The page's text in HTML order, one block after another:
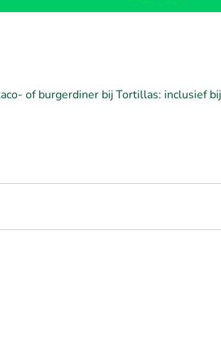
of burgerdiner bij Tortillas: inclusief